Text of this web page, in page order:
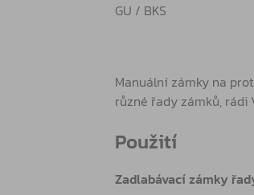
GU / BKS
Manuální zámky na
různé řady zámků, rádi
Použití
Zadlabávací zámky